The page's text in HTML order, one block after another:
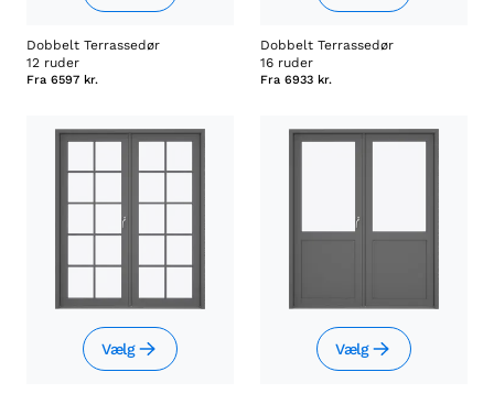
Dobbelt Terrassedør
12 ruder
Fra 6597 kr.
Dobbelt Terrassedør
16 ruder
Fra 6933 kr.
Vælg Vælg